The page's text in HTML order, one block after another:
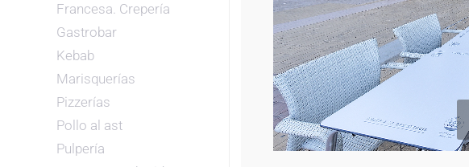
Francesa. Crepería
Gastrobar
Kebab
Marisquerías
Pizzerías
Pollo al ast
Pulpería